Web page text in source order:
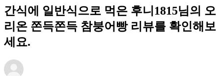
간식에 일반식으로 먹은 후니1815님의 오
리온 쫀득쫀득 참붕어빵 리뷰를 확인해보
세요.